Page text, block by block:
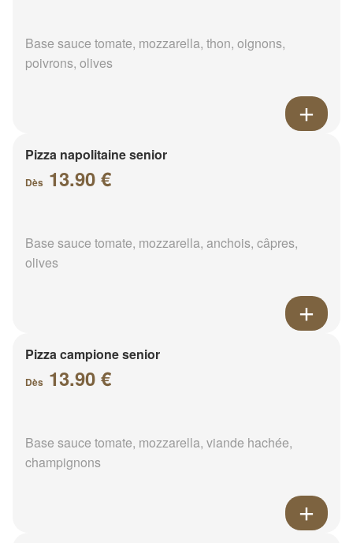
Base sauce tomate, mozzarella, thon, oignons,
poivrons, olives
Pizza napolitaine senior
Dès 13.90 €
Base sauce tomate, mozzarella, anchois, câpres,
olives
Pizza campione senior
Dès 13.90 €
Base sauce tomate, mozzarella, viande hachée,
champignons